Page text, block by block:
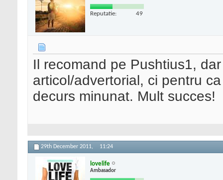
Reputatie: 49
Il recomand pe Pushtius1,
articol/advertorial, ci pentru
decurs minunat. Mult succes!
29th December 2011, 11:24
lovelife
Ambasador